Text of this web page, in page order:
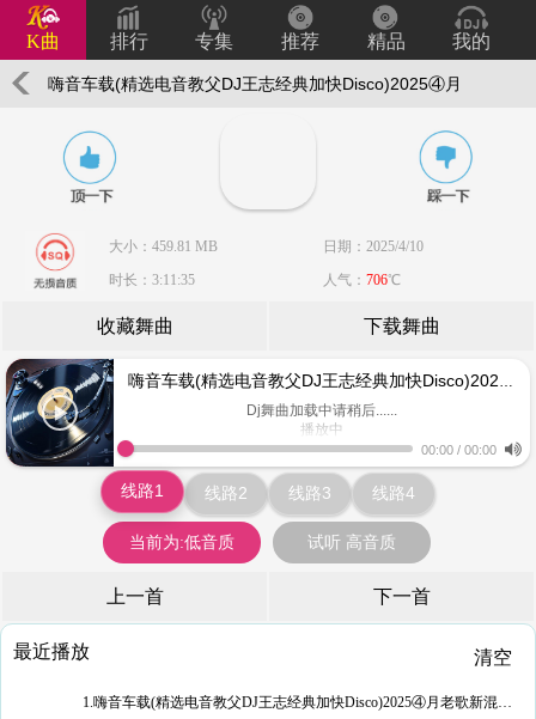
K曲 排行 专集 推荐 精品 我的
嗨音车载(精选电音教父DJ王志经典加快Disco)2025④月
老歌新混经典重现DJ附带曲目DJ威少Remix
大小：459.81 MB
日期：2025/4/10
时长：3:11:35
人气： 706℃
收藏舞曲 下载舞曲
嗨音车载(精选电音教父DJ王志经典加快Disco)2025④月老歌新混经典重现DJ附带曲目DJ威少Remix
Dj舞曲加载中请稍后......
播放中
www.keiqu.com
00:00 / 00:00
线路1 线路2 线路3 线路4
当前为:低音质 试听 高音质
上一首 下一首
最近播放 清空
1.嗨音车载(精选电音教父DJ王志经典加快Disco)2025④月老歌新混经典重现DJ附带曲目DJ威少Remix